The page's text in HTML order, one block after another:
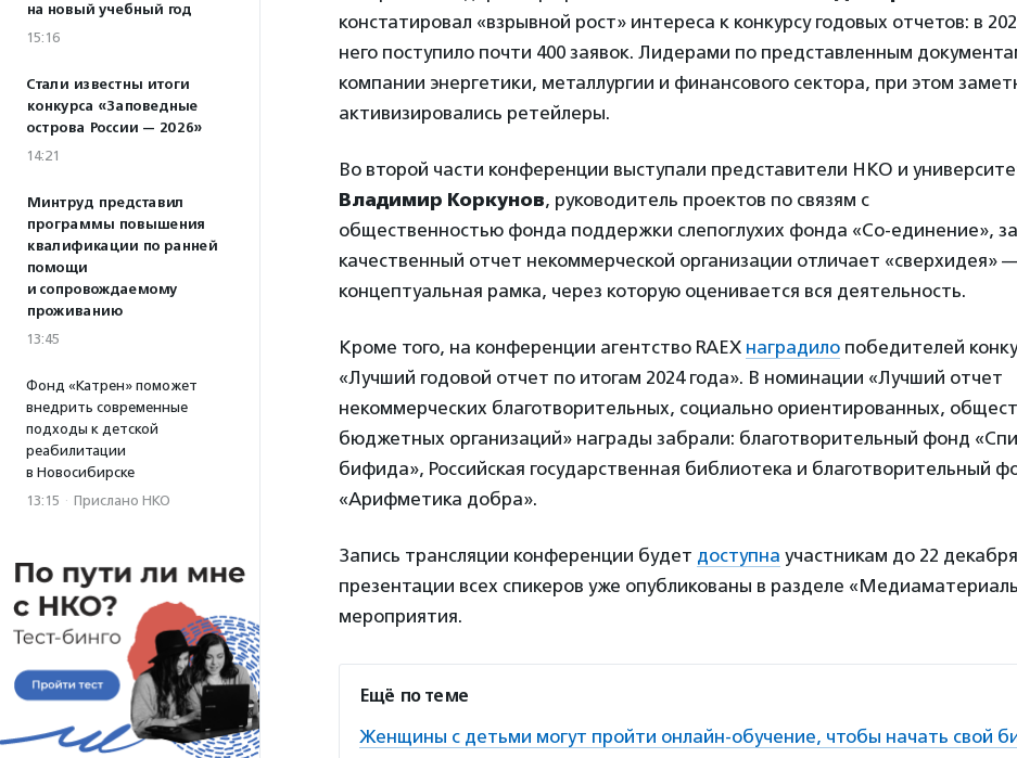
на новый учебный год
15:16
Стали известны итоги
конкурса «Заповедные
острова России — 2026»
14:21
Минтруд представил
программы повышения
квалификации по ранней
помощи
и сопровождаемому
проживанию
13:45
Фонд «Катрен» поможет
внедрить современные
подходы к детской
реабилитации
в Новосибирске
13:15 · Прислано НКО
констатировал «взрывной рост» интереса к конкурсу годовых отчетов: в
него поступило почти 400 заявок. Лидерами по представленным
компании энергетики, металлургии и финансового сектора, при этом
активизировались ретейлеры.
Во второй части конференции выступали представители НКО и
Владимир Коркунов, руководитель проектов по связям с
общественностью фонда поддержки слепоглухих фонда «Со-единение»,
качественный отчет некоммерческой организации отличает «сверхидея»
концептуальная рамка, через которую оценивается вся деятельность.
Кроме того, на конференции агентство RAEX наградило победителей
«Лучший годовой отчет по итогам 2024 года». В номинации «Лучший отчет
некоммерческих благотворительных, социально ориентированных,
бюджетных организаций» награды забрали: благотворительный фонд
бифида», Российская государственная библиотека и благотворительный
«Арифметика добра».
Запись трансляции конференции будет доступна участникам до 22
презентации всех спикеров уже опубликованы в разделе
мероприятия.
Ещё по теме
Женщины с детьми могут пройти онлайн-обучение, чтобы начать свой